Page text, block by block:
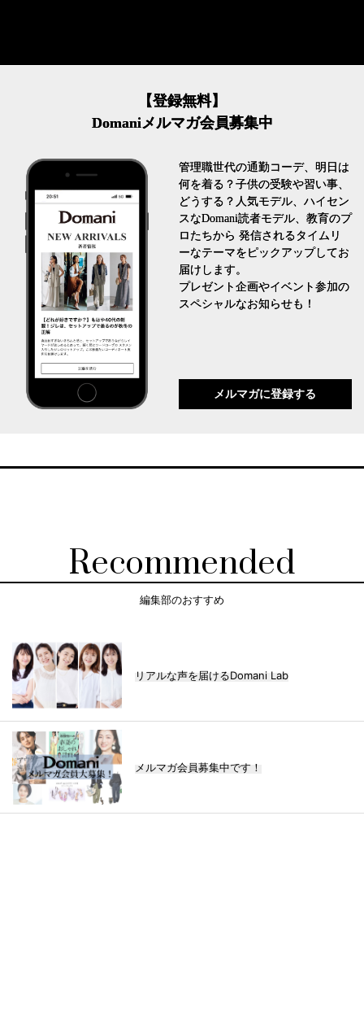
【登録無料】
Domaniメルマガ会員募集中
管理職世代の通勤コーデ、明日は
何を着る？子供の受験や習い事、
どうする？人気モデル、ハイセン
スなDomani読者モデル、教育のプ
ロたちから 発信されるタイムリ
ーなテーマをピックアップしてお
届けします。
プレゼント企画やイベント参加の
スペシャルなお知らせも！
メルマガに登録する
Recommended
編集部のおすすめ
リアルな声を届けるDomani Lab
メルマガ会員募集中です！